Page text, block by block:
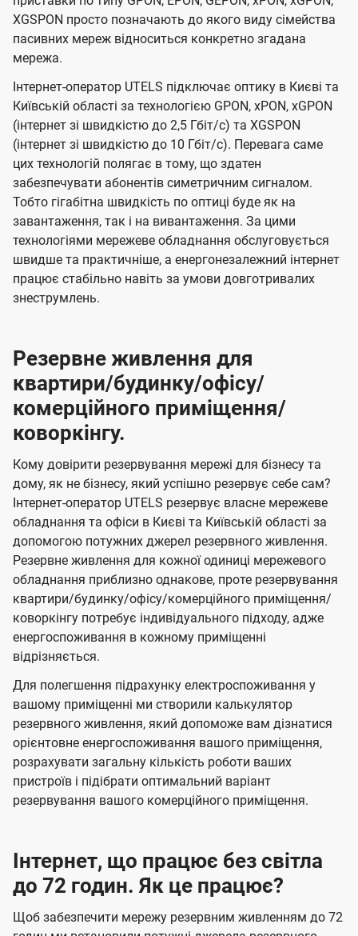
XGSPON просто позначають до якого виду сімейства
пасивних мереж відноситься конкретно згадана
мережа.
Інтернет-оператор UTELS підключає оптику в Києві та
Київській області за технологією GPON, xPON, xGPON
(інтернет зі швидкістю до 2,5 Гбіт/с) та XGSPON
(інтернет зі швидкістю до 10 Гбіт/с). Перевага саме
цих технологій полягає в тому, що здатен
забезпечувати абонентів симетричним сигналом.
Тобто гігабітна швидкість по оптиці буде як на
завантаження, так і на вивантаження. За цими
технологіями мережеве обладнання обслуговується
швидше та практичніше, а енергонезалежний інтернет
працює стабільно навіть за умови довготривалих
знеструмлень.
Резервне живлення для
квартири/будинку/офісу/
комерційного приміщення/
коворкінгу.
Кому довірити резервування мережі для бізнесу та
дому, як не бізнесу, який успішно резервує себе сам?
Інтернет-оператор UTELS резервує власне мережеве
обладнання та офіси в Києві та Київській області за
допомогою потужних джерел резервного живлення.
Резервне живлення для кожної одиниці мережевого
обладнання приблизно однакове, проте резервування
квартири/будинку/офісу/комерційного приміщення/
коворкінгу потребує індивідуального підходу, адже
енергоспоживання в кожному приміщенні
відрізняється.
Для полегшення підрахунку електроспоживання у
вашому приміщенні ми створили калькулятор
резервного живлення, який допоможе вам дізнатися
орієнтовне енергоспоживання вашого приміщення,
розрахувати загальну кількість роботи ваших
пристроїв і підібрати оптимальний варіант
резервування вашого комерційного приміщення.
Інтернет, що працює без світла
до 72 годин. Як це працює?
Щоб забезпечити мережу резервним живленням до 72